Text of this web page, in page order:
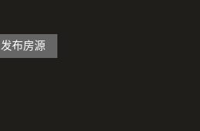
发布房源